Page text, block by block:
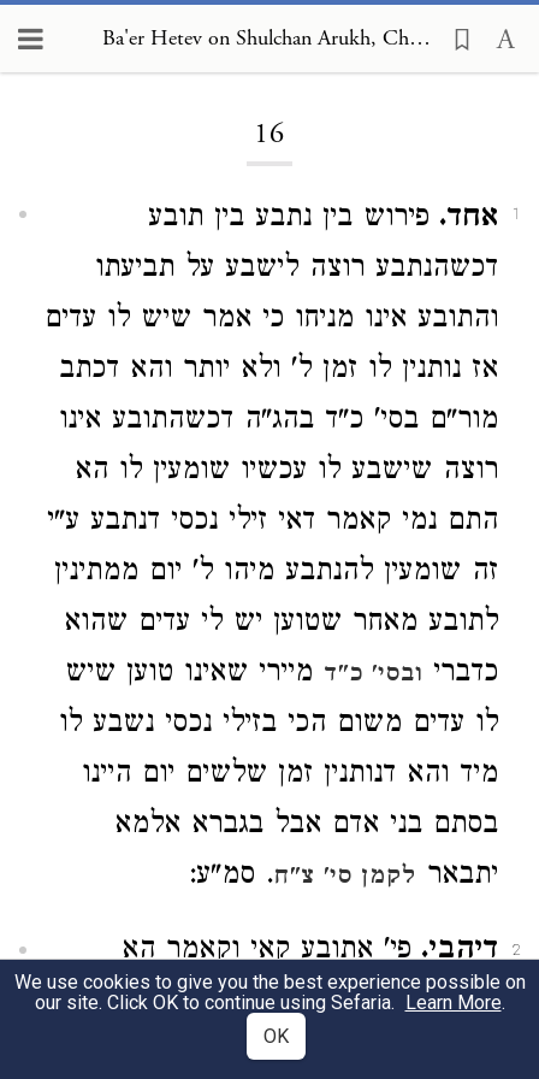
Ba'er Hetev on Shulchan Arukh, Choshen Mishpat 16
16
1 אחד. פירוש בין נתבע בין תובע
דכשהנתבע רוצה לישבע על תביעתו
והתובע אינו מניחו כי אמר שיש לו עדים
אז נותנין לו זמן ל' ולא יותר והא דכתב
מור"ם בסי' כ"ד בהג"ה דכשהתובע אינו
רוצה שישבע לו עכשיו שומעין לו הא
התם נמי קאמר דאי זילי נכסי דנתבע ע"י
זה שומעין להנתבע מיהו ל' יום ממתינין
לתובע מאחר שטוען יש לי עדים שהוא
כדברי ובסי' כ"ד מיירי שאינו טוען שיש
לו עדים משום הכי בזילי נכסי נשבע לו
מיד והא דנותנין זמן שלשים יום היינו
בסתם בני אדם אבל בגברא אלמא
יתבאר לקמן סי' צ"ח. סמ"ע:
2 דיהבי.פי' אתובע קאי וקאמר הא
דנותנין לו זמן ל' יום ולא יותר דוקא כו'
אבל בנתבע אין לחלק בהכי. סמ"ע:
We use cookies to give you the best experience possible on
our site. Click OK to continue using Sefaria. Learn More.
OK